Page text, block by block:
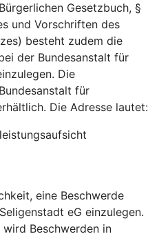
Gesetzbuch, §
und Vorschriften des
besteht zudem die
der Bundesanstalt für
Die
für
Die Adresse lautet:
eine Beschwerde
eG einzulegen.
Beschwerden in